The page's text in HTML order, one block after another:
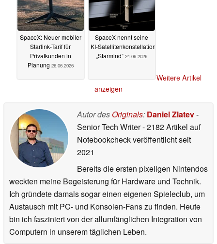
SpaceX: Neuer mobiler
Starlink-Tarif für
Privatkunden in
Planung 26.06.2026
SpaceX nennt seine
KI‑Satellitenkonstellation
„Starmind“ 24.06.2026
Weitere Artikel
anzeigen
Autor des Originals: Daniel Zlatev-
Senior Tech Writer- 2182 Artikel auf
Notebookcheck veröffentlichtseit
2021
Bereits die ersten pixeligen Nintendos
weckten meine Begeisterung für Hardware und Technik.
Ich gründete damals sogar einen eigenen Spieleclub, um
Austausch mit PC- und Konsolen-Fans zu finden. Heute
bin ich fasziniert von der allumfänglichen Integration von
Computern in unserem täglichen Leben.